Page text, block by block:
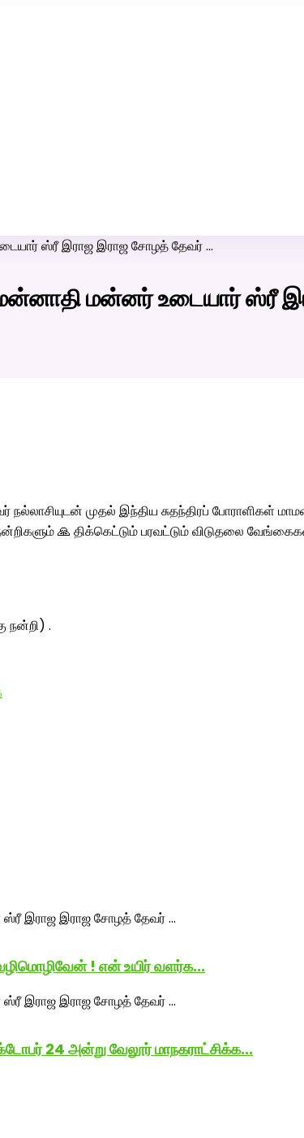
ஸ்ரீ இராஜ இராஜ சோழத் தேவர் …
மன்னர் உடையார் ஸ்ரீ
முதல் இந்திய சுதந்திரப் போராளிகள்
🙏 திக்கெட்டும் பரவட்டும் விடுதலை
நன்றி) .
! என் உயிர் வளர்க...
24 அன்று வேலூர் மாநகராட்சிக்க...
பெண் வீட்டாருக்கு 100% இலவச திருமண